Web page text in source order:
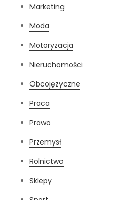
Marketing
Moda
Motoryzacja
Nieruchomości
Obcojęzyczne
Praca
Prawo
Przemysł
Rolnictwo
Sklepy